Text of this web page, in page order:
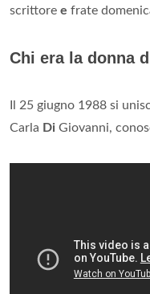
scrittore e frate
Chi era la donna
Il 25 giugno 1988 si
Carla Di Giovanni,